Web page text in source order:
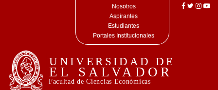
Nosotros
Aspirantes
Estudiantes
Portales Institucionales